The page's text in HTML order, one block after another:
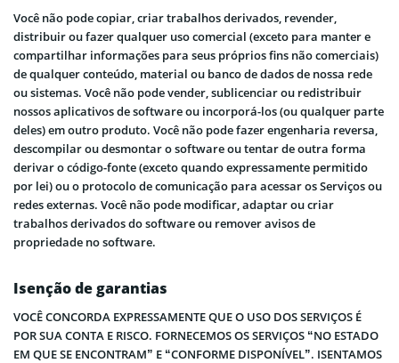
Você não pode copiar, criar trabalhos derivados, revender,
distribuir ou fazer qualquer uso comercial (exceto para manter e
compartilhar informações para seus próprios fins não comerciais)
de qualquer conteúdo, material ou banco de dados de nossa rede
ou sistemas. Você não pode vender, sublicenciar ou redistribuir
nossos aplicativos de software ou incorporá-los (ou qualquer parte
deles) em outro produto. Você não pode fazer engenharia reversa,
descompilar ou desmontar o software ou tentar de outra forma
derivar o código-fonte (exceto quando expressamente permitido
por lei) ou o protocolo de comunicação para acessar os Serviços ou
redes externas. Você não pode modificar, adaptar ou criar
trabalhos derivados do software ou remover avisos de
propriedade no software.
Isenção de garantias
VOCÊ CONCORDA EXPRESSAMENTE QUE O USO DOS SERVIÇOS É
POR SUA CONTA E RISCO. FORNECEMOS OS SERVIÇOS “NO ESTADO
EM QUE SE ENCONTRAM” E “CONFORME DISPONÍVEL”. ISENTAMOS